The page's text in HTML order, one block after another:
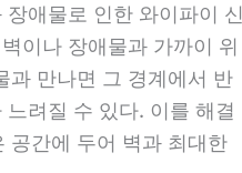
애물로 인한 와이파이 신
이나 장애물과 가까이 위
과 만나면 그 경계에서 반
려질 수 있다. 이를 해결
공간에 두어 벽과 최대한